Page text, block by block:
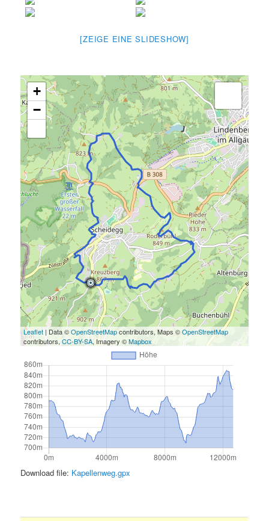
[ZEIGE EINE SLIDESHOW]
+
−
Leaflet | Data ©OpenStreetMapcontributors, Maps ©OpenStreetMap
contributors,CC-BY-SA, Imagery ©Mapbox
Download file: Kapellenweg.gpx